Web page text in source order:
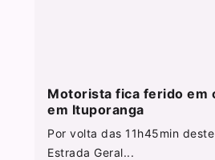
Motorista fica ferido em
em Ituporanga
Por volta das 11h45min
Estrada Geral...